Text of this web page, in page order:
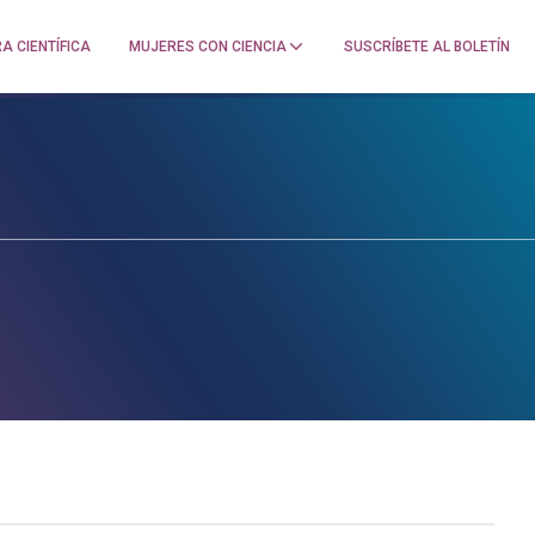
CIENTÍFICA MUJERES CON CIENCIA SUSCRÍBETE AL BOLETÍN